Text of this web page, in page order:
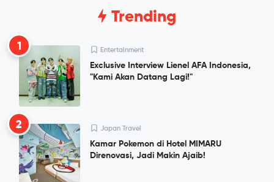
Trending
1 Entertainment
Exclusive Interview Lienel AFA Indonesia,
"Kami Akan Datang Lagi!"
2 Japan Travel
Kamar Pokemon di Hotel MIMARU
Direnovasi, Jadi Makin Ajaib!